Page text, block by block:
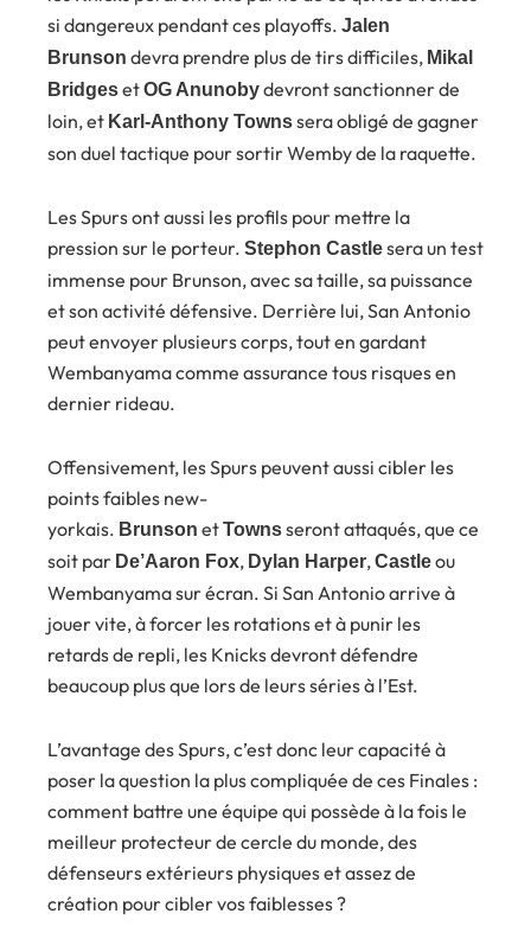
si dangereux pendant ces playoffs. Jalen
Brunson devra prendre plus de tirs difficiles, Mikal
BridgesetOG Anunobydevront sanctionner de
loin, et Karl-Anthony Townssera obligé de gagner
son duel tactique pour sortir Wemby de la raquette.
Les Spurs ont aussi les profils pour mettre la
pression sur le porteur. Stephon Castlesera un test
immense pour Brunson, avec sa taille, sa puissance
et son activité défensive. Derrière lui, San Antonio
peut envoyer plusieurs corps, tout en gardant
Wembanyama comme assurance tous risques en
dernier rideau.
Offensivement, les Spurs peuvent aussi cibler les
points faibles new-
yorkais. Brunson etTownsseront attaqués, que ce
soit par De’Aaron Fox, Dylan Harper,Castleou
Wembanyama sur écran. Si San Antonio arrive à
jouer vite, à forcer les rotations et à punir les
retards de repli, les Knicks devront défendre
beaucoup plus que lors de leurs séries à l’Est.
L’avantage des Spurs, c’est donc leur capacité à
poser la question la plus compliquée de ces Finales :
comment battre une équipe qui possède à la fois le
meilleur protecteur de cercle du monde, des
défenseurs extérieurs physiques et assez de
création pour cibler vos faiblesses ?